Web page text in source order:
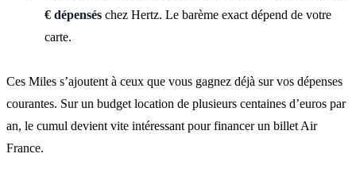
€ dépensés chez Hertz. Le barème exact dépend de votre
carte.
Ces Miles s’ajoutent à ceux que vous gagnez déjà sur vos dépenses
courantes. Sur un budget location de plusieurs centaines d’euros par
an, le cumul devient vite intéressant pour financer un billet Air
France.